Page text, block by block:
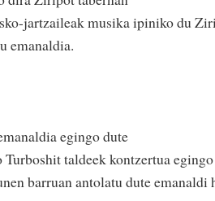
jartzaileak musika ipiniko du
emanaldia.
egingo dute
taldeek kontzertua
barruan antolatu dute emanaldi